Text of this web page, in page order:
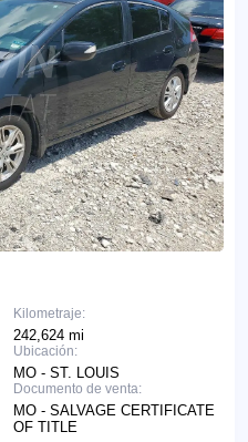
Kilometraje:
242,624 mi
Ubicación:
MO - ST. LOUIS
Documento de venta:
MO - SALVAGE CERTIFICATE
OF TITLE